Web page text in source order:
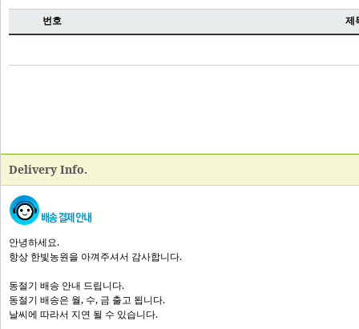
Delivery Info.
안녕하세요.
항상 한빛농원을 아껴주셔서 감사합니다.
동절기 배송 안내 드립니다.
동절기 배송은 월, 수, 금 출고 됩니다.
날씨에 따라서 지연 될 수 있습니다.